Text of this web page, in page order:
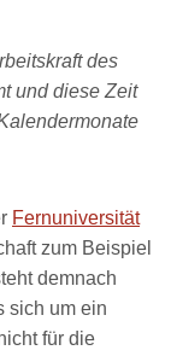
des
und diese Zeit
Fernuniversität
zum Beispiel
demnach
sich um ein
für die